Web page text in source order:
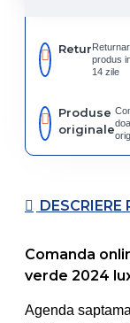
Retur
produs
14 zile
Produse
originale
DESCRIERE
Comanda
verde 2024
Agenda